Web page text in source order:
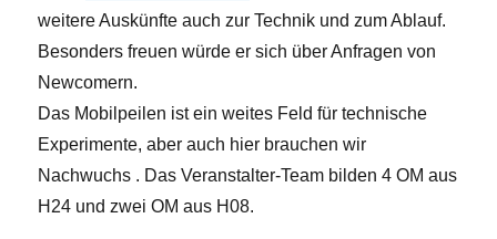
weitere Auskünfte auch zur Technik und zum Ablauf.
Besonders freuen würde er sich über Anfragen von
Newcomern.
Das Mobilpeilen ist ein weites Feld für technische
Experimente, aber auch hier brauchen wir
Nachwuchs . Das Veranstalter-Team bilden 4 OM aus
H24 und zwei OM aus H08.